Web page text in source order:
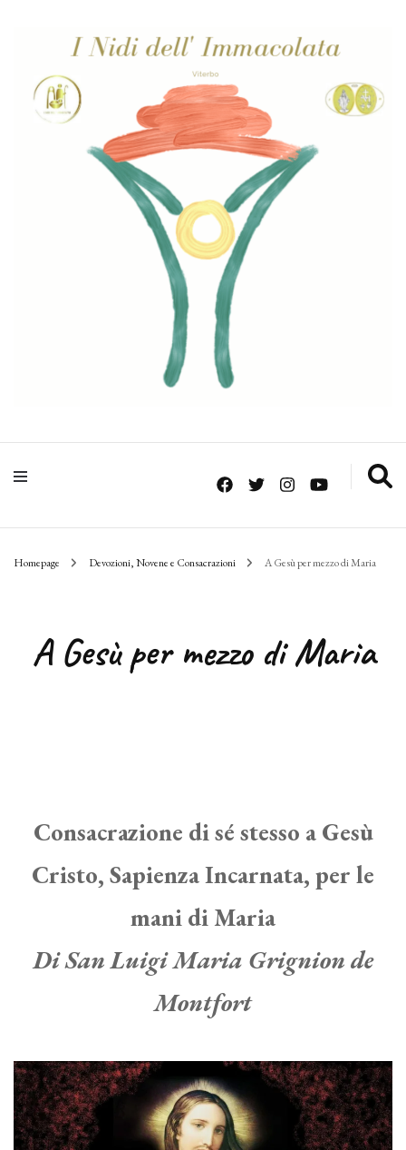
Homepage Devozioni, Novene e Consacrazioni A Gesù per mezzo di Maria
A Gesù per mezzo di Maria
Consacrazione di sé stesso a Gesù
Cristo, Sapienza Incarnata, per le
mani di Maria
Di San Luigi Maria Grignion de
Montfort